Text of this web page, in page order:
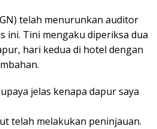
telah menurunkan auditor
ini. Tini mengaku diperiksa dua
hari kedua di hotel dengan
jelas kenapa dapur saya
telah melakukan peninjauan.